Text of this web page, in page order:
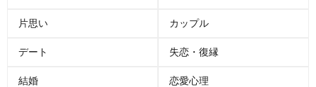
片思い カップル
デート 失恋・復縁
結婚 恋愛心理